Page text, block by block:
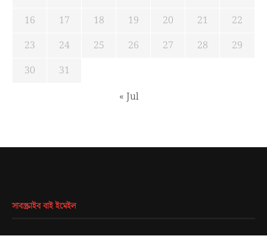
16
17 18 19 20 21
22
23
24 25 26 27 28
29
30
31
« Jul
সাবস্ক্রাইব বাই ইমেইল